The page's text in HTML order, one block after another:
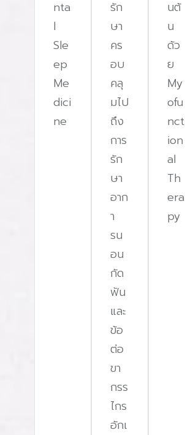
nta
l
Sle
ep
Me
dici
ne
รัก
ษา
คร
อบ
คลุ
มไป
ถึง
การ
รัก
ษา
อาก
า
รน
อน
กัด
ฟัน
และ
ข้อ
ต่อ
ขา
กรร
ไกร
อักเ
นต้
น
ด้ว
ย
My
ofu
nct
ion
al
Th
era
py